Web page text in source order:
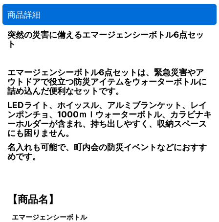
商品詳細
突然の災害に備えるエマージェンシーボトル6点セッ
ト
エマージェンシーボトル6点セットは、緊急災害やア
ウトドアで役立つ防災アイテムをウォーターボトルに
詰め込んだ便利なセットです。
LEDライト、ホイッスル、アルミブランケット、レイ
ンポンチョ、1000ｍｌウォーターボトル、カラビナキ
ーホルダーが含まれ、持ち出しやすく、収納スペース
にも困りません。
名入れも可能で、町内会の防災イベントなどにおすす
めです。
【商品名】
エマージェンシーボトル